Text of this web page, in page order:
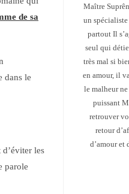
de sa
dans le
les
parole
Maître
un
partout Il
seul qui
très mal si
en amour, il
le malheur
puissant
retrouver
retour
d’amour et